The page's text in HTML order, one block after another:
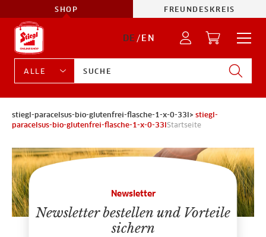
SHOP FREUNDESKREIS
DE/EN
stiegl-paracelsus-bio-glutenfrei-flasche-1-x-0-33l> stiegl-
paracelsus-bio-glutenfrei-flasche-1-x-0-33lStartseite
Newsletter
Newsletter bestellen und Vorteile
sichern